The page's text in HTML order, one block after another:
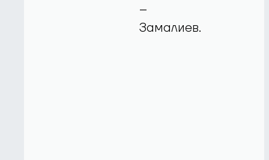
–
Замалиев.